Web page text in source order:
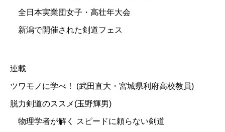
全日本実業団女子・高壮年大会
新潟で開催された剣道フェス
連載
ツワモノに学べ！ (武田直大・宮城県利府高校教員)
脱力剣道のススメ(玉野輝男)
物理学者が解く スピードに頼らない剣道